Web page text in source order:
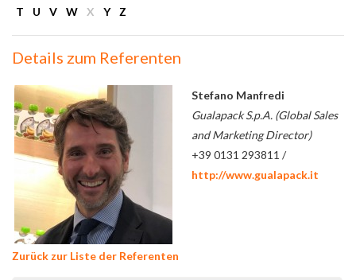
T
U V W X Y Z
Details zum Referenten
Stefano Manfredi
Gualapack S.p.A. (Global Sales
and Marketing Director)
+39 0131 293811 /
http://www.gualapack.it
Zurück zur Liste der Referenten